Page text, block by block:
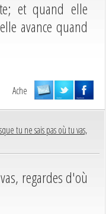
et quand elle
avance quand
Ache
tu ne sais pas où tu vas,
regardes d'où